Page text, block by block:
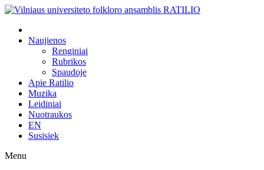
Naujienos
Renginiai
Rubrikos
Spaudoje
Apie Ratilio
Muzika
Leidiniai
Nuotraukos
EN
Susisiek
Menu